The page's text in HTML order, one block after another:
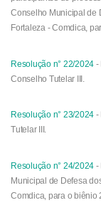
Conselho Municipal de
Fortaleza - Comdica,
Resolução n° 22/2024 -
Conselho Tutelar III.
Resolução n° 23/2024 -
Tutelar III.
Resolução n° 24/2024 -
Municipal de Defesa
Comdica, para o biênio